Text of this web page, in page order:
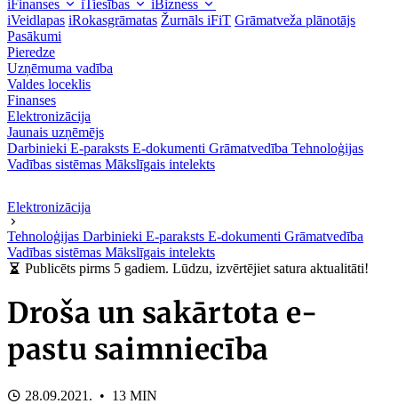
iFinanses iTiesības
iBizness
iVeidlapas iRokasgrāmatas Žurnāls iFiT Grāmatveža plānotājs
Pasākumi
Pieredze
Uzņēmuma vadība
Valdes loceklis
Finanses
Elektronizācija
Jaunais uzņēmējs
Darbinieki E-paraksts E-dokumenti Grāmatvedība Tehnoloģijas
Vadības sistēmas Mākslīgais intelekts
Elektronizācija
Tehnoloģijas Darbinieki E-paraksts E-dokumenti Grāmatvedība
Vadības sistēmas Mākslīgais intelekts
Publicēts pirms 5 gadiem. Lūdzu, izvērtējiet satura aktualitāti!
Droša un sakārtota e-
pastu saimniecība
28.09.2021. • 13 MIN